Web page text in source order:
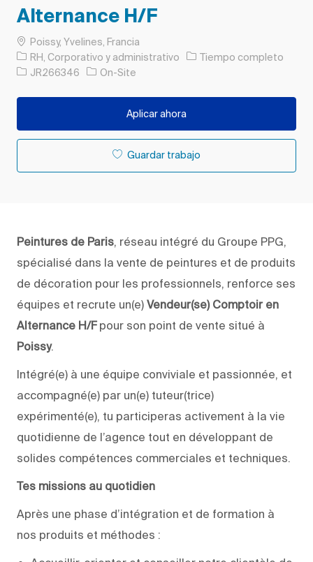
Alternance H/F
Ubicación
Poissy, Yvelines, Francia
Categoría
RH, Corporativo y administrativo Tipo de trabajo
Tiempo completo
ID de trabajo
JR266346 On-Site
Aplicar ahora
Guardar trabajo
Peintures de Paris, réseau intégré du Groupe PPG,
spécialisé dans la vente de peintures et de produits
de décoration pour les professionnels, renforce ses
équipes et recrute un(e) Vendeur(se) Comptoir en
Alternance H/Fpour son point de vente situé à
Poissy.
Intégré(e) à une équipe conviviale et passionnée, et
accompagné(e) par un(e) tuteur(trice)
expérimenté(e), tu participeras activement à la vie
quotidienne de l’agence tout en développant de
solides compétences commerciales et techniques.
Tes missions au quotidien
Après une phase d’intégration et de formation à
nos produits et méthodes :